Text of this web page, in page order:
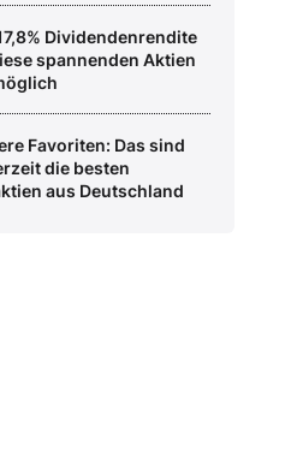
Dividendenrendite
spannenden Aktien
Favoriten: Das sind
die besten
aus Deutschland